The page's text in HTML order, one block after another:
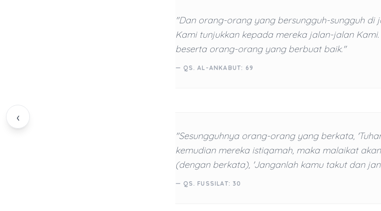
‹
"Dan orang-orang yang bersungguh-sungguh di
Kami tunjukkan kepada mereka jalan-jalan
beserta orang-orang yang berbuat baik."
— QS. AL-ANKABUT: 69
"Sesungguhnya orang-orang yang berkata,
kemudian mereka istiqamah, maka malaikat
(dengan berkata), 'Janganlah kamu takut dan
— QS. FUSSILAT: 30